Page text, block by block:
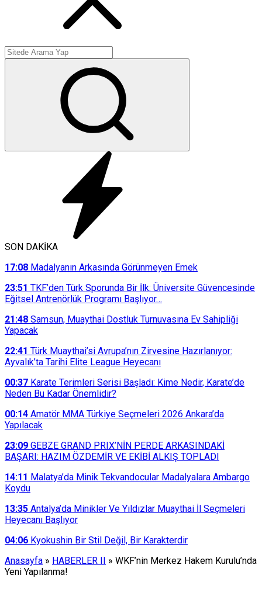
SON DAKİKA
17:08 Madalyanın Arkasında Görünmeyen Emek
23:51 TKF’den Türk Sporunda Bir İlk: Üniversite Güvencesinde
Eğitsel Antrenörlük Programı Başlıyor…
21:48 Samsun, Muaythai Dostluk Turnuvasına Ev Sahipliği
Yapacak
22:41 Türk Muaythai’si Avrupa’nın Zirvesine Hazırlanıyor:
Ayvalık’ta Tarihi Elite League Heyecanı
00:37 Karate Terimleri Serisi Başladı: Kime Nedir, Karate’de
Neden Bu Kadar Önemlidir?
00:14 Amatör MMA Türkiye Seçmeleri 2026 Ankara’da
Yapılacak
23:09 GEBZE GRAND PRIX’NİN PERDE ARKASINDAKİ
BAŞARI: HAZIM ÖZDEMİR VE EKİBİ ALKIŞ TOPLADI
14:11 Malatya’da Minik Tekvandocular Madalyalara Ambargo
Koydu
13:35 Antalya’da Minikler Ve Yıldızlar Muaythai İl Seçmeleri
Heyecanı Başlıyor
04:06 Kyokushin Bir Stil Değil, Bir Karakterdir
Anasayfa » HABERLER II » WKF’nin Merkez Hakem Kurulu’nda
Yeni Yapılanma!